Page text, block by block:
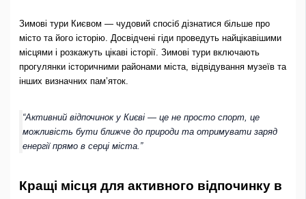
Зимові тури Києвом — чудовий спосіб дізнатися більше про
місто та його історію. Досвідчені гіди проведуть найцікавішими
місцями і розкажуть цікаві історії. Зимові тури включають
прогулянки історичними районами міста, відвідування музеїв та
інших визначних пам’яток.
“Активний відпочинок у Києві — це не просто спорт, це
можливість бути ближче до природи та отримувати заряд
енергії прямо в серці міста.”
Кращі місця для активного відпочинку в